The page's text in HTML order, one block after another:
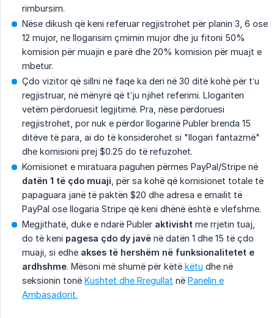
rimbursim.
Nëse dikush që keni referuar regjistrohet për planin 3, 6 ose
12 mujor, ne llogarisim çmimin mujor dhe ju fitoni 50%
komision për muajin e parë dhe 20% komision për muajt e
mbetur.
Çdo vizitor që sillni në faqe ka deri në 30 ditë kohë për t’u
regjistruar, në mënyrë që t’ju njihet referimi. Llogariten
vetëm përdoruesit legjitimë. Pra, nëse përdoruesi
regjistrohet, por nuk e përdor llogarinë Publer brenda 15
ditëve të para, ai do të konsiderohet si "llogari fantazmë"
dhe komisioni prej $0.25 do të refuzohet.
Komisionet e miratuara paguhen përmes PayPal/Stripe në
datën 1 të çdo muaji , për sa kohë që komisionet totale të
papaguara janë të paktën $20 dhe adresa e emailit të
PayPal ose llogaria Stripe që keni dhënë është e vlefshme.
Megjithatë, duke e ndarë Publer aktivisht me rrjetin tuaj,
do të keni pagesa çdo dy javë në datën 1 dhe 15 të çdo
muaji, si edhe akses të hershëm në funksionalitetet e
ardhshme. Mësoni më shumë për këtë këtu dhe në
seksionin tonë Kushtet dhe Rregullat në Panelin e
Ambasadorit.